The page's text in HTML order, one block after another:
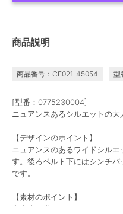
商品説明
商品番号：CF021-45054 型
[型番：0775230004]
ニュアンスあるシルエットの大
【デザインのポイント】
ニュアンスのあるワイドシル
す。後ろベルト下にはシンチ
です。
【素材のポイント】
高密度に織られたオーガニック